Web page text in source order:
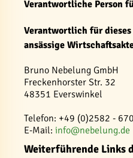
Verantwortliche Person
Verantwortlich für
ansässige
Bruno Nebelung GmbH
Freckenhorster Str. 32
48351 Everswinkel
Telefon: +49 (0)2582 -
E-Mail: info@nebelung.de
Weiterführende Links